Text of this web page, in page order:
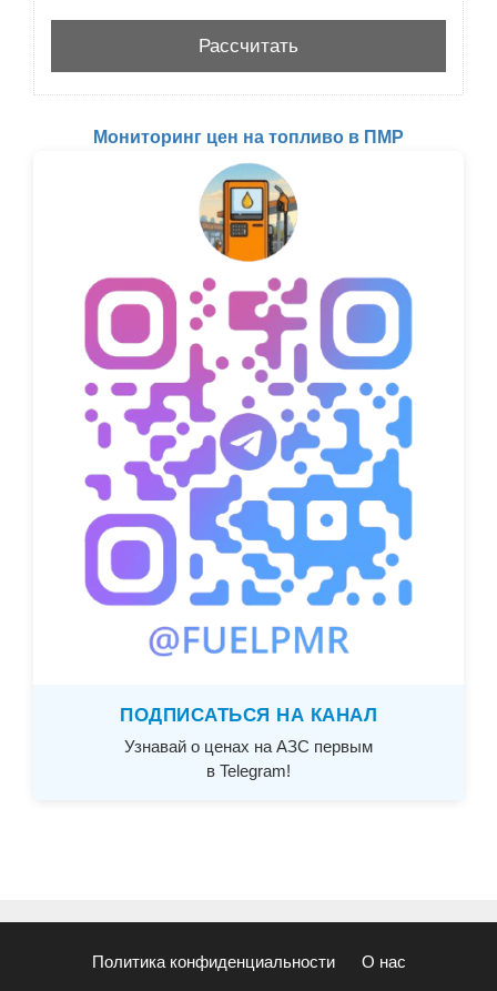
Мониторинг цен на топливо в ПМР
ПОДПИСАТЬСЯ НА КАНАЛ
Узнавай о ценах на АЗС первым
в Telegram!
Политика конфиденциальности О нас